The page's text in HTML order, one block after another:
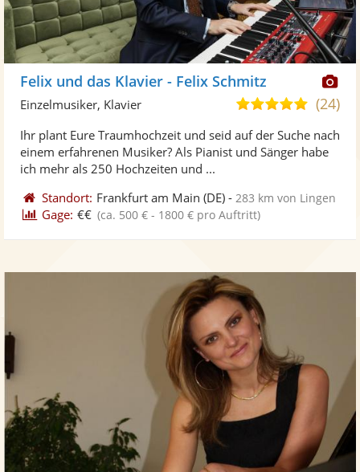
Felix und das Klavier - Felix Schmitz
5,0
5
(24)
Einzelmusiker, Klavier
Ihr plant Eure Traumhochzeit und seid auf der Suche nach
einem erfahrenen Musiker? Als Pianist und Sänger habe
ich mehr als 250 Hochzeiten und ...
Standort: Frankfurt am Main (DE) - 283 km von Lingen
Gage: €€ (ca. 500 € - 1800 € pro Auftritt)